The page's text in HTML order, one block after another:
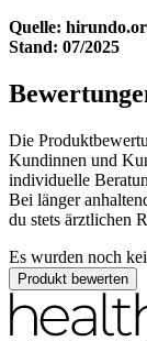
Quelle:
Stand: 07/2025
Die
Kundinnen und
individuelle
Bei länger
du stets ärztlichen
Es wurden noch
Produkt bewerten